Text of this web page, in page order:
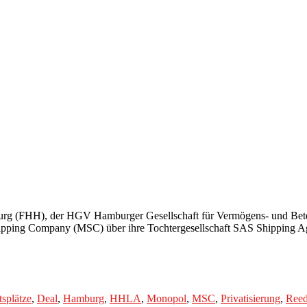
(FHH), der HGV Hamburger Gesellschaft für Vermögens- und
Company (MSC) über ihre Tochtergesellschaft SAS Shipping
, Deal, Hamburg, HHLA, Monopol, MSC, Privatisierung,